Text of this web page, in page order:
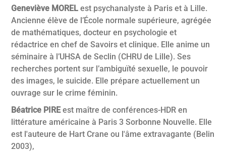
Geneviève MOREL est psychanalyste à Paris et à Lille.
Ancienne élève de l’École normale supérieure, agrégée
de mathématiques, docteur en psychologie et
rédactrice en chef de Savoirs et clinique. Elle anime un
séminaire à l’UHSA de Seclin (CHRU de Lille). Ses
recherches portent sur l’ambiguïté sexuelle, le pouvoir
des images, le suicide. Elle prépare actuellement un
ouvrage sur le crime féminin.
Béatrice PIREest maître de conférences-HDR en
littérature américaine à Paris 3 Sorbonne Nouvelle. Elle
est l'auteure de Hart Crane ou l'âme extravagante (Belin
2003),